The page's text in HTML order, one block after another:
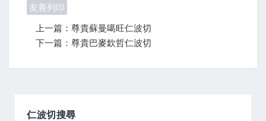
友善列印
上一篇：尊貴蘇曼噶旺仁波切
下一篇：尊貴巴麥欽哲仁波切
仁波切搜尋